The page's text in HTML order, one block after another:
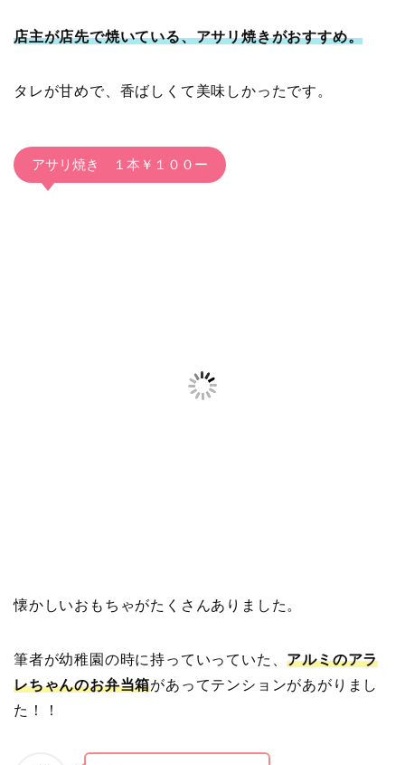
店主が店先で焼いている、アサリ焼きがおすすめ。
タレが甘めで、香ばしくて美味しかったです。
アサリ焼き １本￥１００ー
懐かしいおもちゃがたくさんありました。
筆者が幼稚園の時に持っていっていた、アルミのアラ
レちゃんのお弁当箱があってテンションがあがりまし
た！！